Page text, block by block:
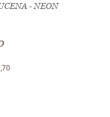
- NEON